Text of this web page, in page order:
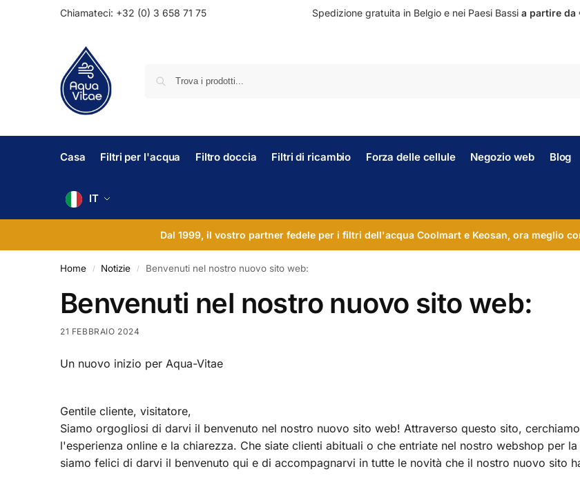
Chiamateci: +32 (0) 3 658 71 75 Spedizione gratuita in Belgio e nei Paesi Bassi a partire da
Casa Filtri per l'acqua Filtro doccia Filtri di ricambio Forza delle cellule Negozio web Blog
IT
Dal 1999, il vostro partner fedele per i filtri dell'acqua Coolmart e Keosan, ora meglio
Home / Notizie / Benvenuti nel nostro nuovo sito web:
Benvenuti nel nostro nuovo sito web:
21 FEBBRAIO 2024
Un nuovo inizio per Aqua-Vitae
Gentile cliente, visitatore,
Siamo orgogliosi di darvi il benvenuto nel nostro nuovo sito web! Attraverso questo sito,
l'esperienza online e la chiarezza. Che siate clienti abituali o che entriate nel nostro webshop per
siamo felici di darvi il benvenuto qui e di accompagnarvi in tutte le novità che il nostro nuovo sito